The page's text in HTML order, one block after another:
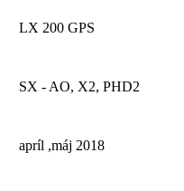
LX 200 GPS
SX - AO, X2, PHD2
apríl ,máj 2018